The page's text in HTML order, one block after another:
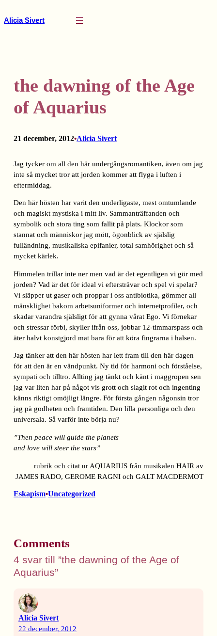
till
Alicia Sivert
the dawning of the Age
of Aquarius
21 december, 2012•Alicia Sivert
Jag tycker om all den här undergångsromantiken, även om jag
inte så mycket tror att jorden kommer att flyga i luften i
eftermiddag.
Den här hösten har varit den underligaste, mest omtumlande
och magiskt mystiska i mitt liv. Sammanträffanden och
symbolik och stora ting som fallit på plats. Klockor som
stannat och människor jag mött, ögonblick av själslig
fulländning, musikaliska epifanier, total samhörighet och så
mycket kärlek.
Himmelen trillar inte ner men vad är det egentligen vi gör med
jorden? Vad är det för ideal vi eftersträvar och spel vi spelar?
Vi släpper ut gaser och proppar i oss antibiotika, gömmer all
mänsklighet bakom arbetsuniformer och internetprofiler, och
skadar varandra själsligt för att gynna vårat Ego. Vi förnekar
och stressar förbi, skyller ifrån oss, jobbar 12-timmarspass och
äter halvt konstgjord mat bara för att köra fingrarna i halsen.
Jag tänker att den här hösten har lett fram till den här dagen
för att den är en vändpunkt. Ny tid för harmoni och förståelse,
sympati och tilltro. Allting jag tänkt och känt i maggropen sen
jag var liten har på något vis grott och slagit rot och ingenting
känns riktigt omöjligt längre. För första gången någonsin tror
jag på godheten och framtiden. Den lilla personliga och den
universala. Så varför inte börja nu?
”Then peace will guide the planets
and love will steer the stars”
rubrik och citat ur AQUARIUS från musikalen HAIR av
JAMES RADO, GEROME RAGNI och GALT MACDERMOT
Eskapism•Uncategorized
Comments
4 svar till ”the dawning of the Age of
Aquarius”
Alicia Sivert
22 december, 2012